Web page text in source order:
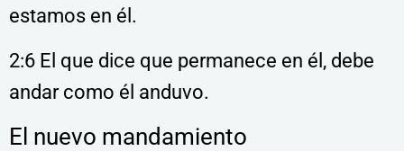
estamos en él.
2:6 El que dice que permanece en él, debe
andar como él anduvo.
El nuevo mandamiento